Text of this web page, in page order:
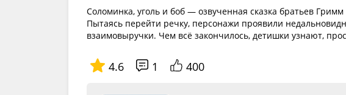
Соломинка, уголь и боб — озвученная сказка братьев
Пытаясь перейти речку, персонажи проявили
взаимовыручки. Чем всё закончилось, детишки узнают,
4.6 1 400